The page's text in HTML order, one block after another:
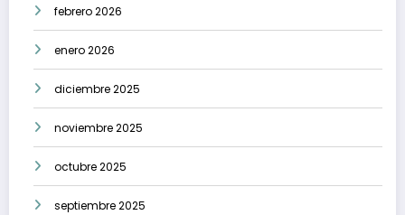
febrero 2026
enero 2026
diciembre 2025
noviembre 2025
octubre 2025
septiembre 2025